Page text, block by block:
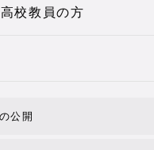
校教員の方
公開